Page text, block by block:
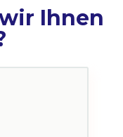
Ihnen